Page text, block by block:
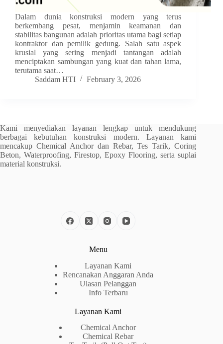
Dalam dunia konstruksi modern yang terus
berkembang pesat, menjamin keamanan dan
stabilitas bangunan adalah prioritas utama bagi setiap
kontraktor dan pemilik gedung. Salah satu aspek
krusial yang sering menjadi tantangan adalah
menciptakan sambungan yang kuat dan tahan lama,
terutama saat…
Saddam HTI
February 3, 2026
Kami menyediakan layanan lengkap untuk mendukung
berbagai kebutuhan konstruksi modern. Layanan kami
mencakup Chemical Anchor dan Rebar, Tes Tarik, Coring
Beton, Waterproofing, Firestop, Epoxy Flooring, serta suplai
material konstruksi.
Menu
Layanan Kami
Rencanakan Anggaran Anda
Ulasan Pelanggan
Info Terbaru
Layanan Kami
Chemical Anchor
Chemical Rebar